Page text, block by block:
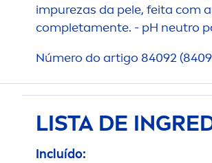
impurezas da pele, feita com
completamente. - pH neutro
Número do artigo 84092
LISTA DE
Incluído: